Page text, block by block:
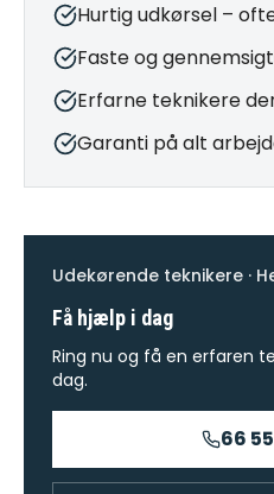
Hurtig udkørsel –
Faste og
Erfarne teknikere
Garanti på alt
Udekørende teknikere ·
Få hjælp i dag
Ring nu og få en erfaren
dag.
66